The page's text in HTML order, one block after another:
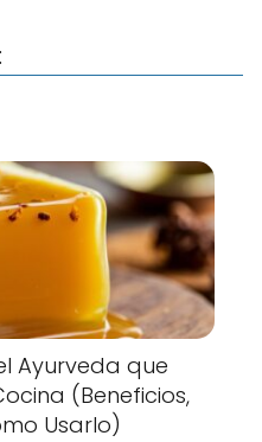
Ayurveda que
(Beneficios,
Usarlo)